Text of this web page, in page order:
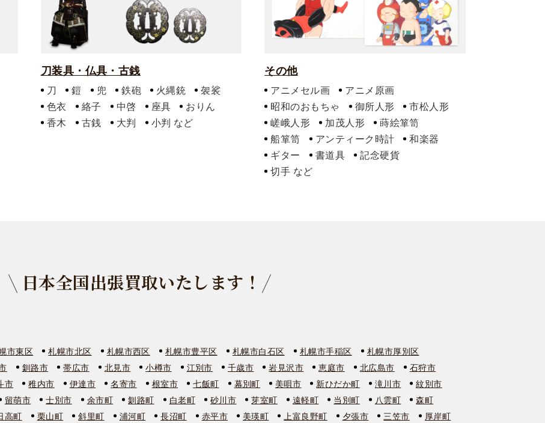
刀装具・仏具・古銭
刀 鎧 兜 鉄砲 火縄銃
袈裟
色衣
絡子 中啓 座具
おりん
香木
古銭 大判 小判
その他
アニメセル画
アニメ原画
昭和のおもちゃ
御所人形
市松人形
嵯峨人形
加茂人形
蒔絵箪笥
船箪笥
アンティーク時計
和楽器
ギター
書道具
記念硬貨
切手
日本全国出張買取いたします！
市東区 札幌市北区 札幌市西区 札幌市豊平区 札幌市白石区 札幌市手稲区
札幌市厚別区
釧路市 帯広市 北見市 小樽市 江別市 千歳市 岩見沢市 恵庭市 北広島市
石狩市
市 稚内市 伊達市 名寄市 根室市 七飯町 幕別町 美唄市 新ひだか町 滝川市
紋別市
留萌市 士別市 余市町 釧路町 白老町 砂川市 芽室町 遠軽町 当別町 八雲町
森町
高町 栗山町 斜里町 浦河町 長沼町 赤平市 美瑛町 上富良野町 夕張市 三笠市
厚岸町